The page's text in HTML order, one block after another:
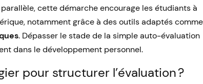
cette démarche encourage les étudiants à
notamment grâce à des outils adaptés comme
. Dépasser le stade de la simple auto-évaluation
dans le développement personnel.
pour structurer l’évaluation ?